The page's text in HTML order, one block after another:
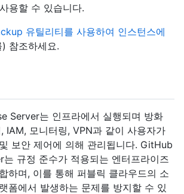
용할 수 있습니다.
유틸리티를 사용하여 인스턴스에
) 참조하세요.
Server는 인프라에서 실행되며 방화
IAM, 모니터링, VPN과 같이 사용자가
보안 제어에 의해 관리됩니다. GitHub
규정 준수가 적용되는 엔터프라이즈
하며, 이를 통해 퍼블릭 클라우드의 소
폼에서 발생하는 문제를 방지할 수 있